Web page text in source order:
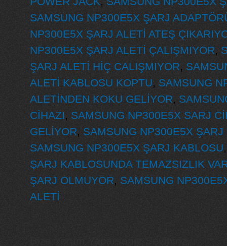
SAMSUNG NP300E5X ŞARJ
NP300E5X ŞARJ ALETİ ATEŞ
NP300E5X ŞARJ ALETİ ÇALIŞMIYOR,
ŞARJ ALETİ HİÇ CALIŞMIYOR,
ALETİ KABLOSU KOPTU, SAMSUNG
ALETİNDEN KOKU GELİYOR,
CİHAZI, SAMSUNG NP300E5X SARJ
GELİYOR, SAMSUNG NP300E5X ŞARJ
SAMSUNG NP300E5X ŞARJ KABLOSU
ŞARJ KABLOSUNDA TEMAZSIZLIK
ŞARJ OLMUYOR, SAMSUNG
ALETİ